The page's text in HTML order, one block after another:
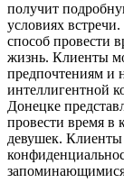
получит
условиях
способ провести
жизнь. Клиенты
предпочтениям и
интеллигентной
Донецке
провести время в
девушек. Клиенты